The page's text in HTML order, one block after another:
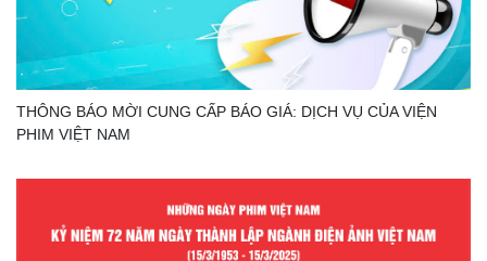
THÔNG BÁO MỜI CUNG CẤP BÁO GIÁ: DỊCH VỤ CỦA VIỆN
PHIM VIỆT NAM